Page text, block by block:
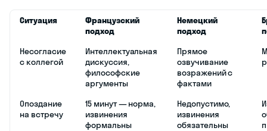
Ситуация
Французский
подход
Немецкий
подход
Несогласие
с коллегой
Интеллектуальная
дискуссия,
философские
аргументы
Прямое
озвучивание
возражений с
фактами
Опоздание
на встречу
15 минут — норма,
извинения
формальны
Недопустимо,
извинения
обязательны